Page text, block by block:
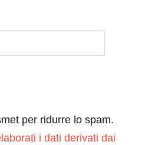
per ridurre lo spam.
i dati derivati dai